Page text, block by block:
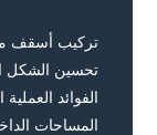
تركيب أسقف
تحسين الشكل
الفوائد
المساحات